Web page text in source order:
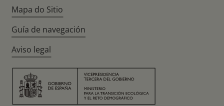
Mapa do Sitio
Guía de navegación
Aviso legal